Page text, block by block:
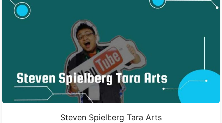
Steven Spielberg Tara Arts